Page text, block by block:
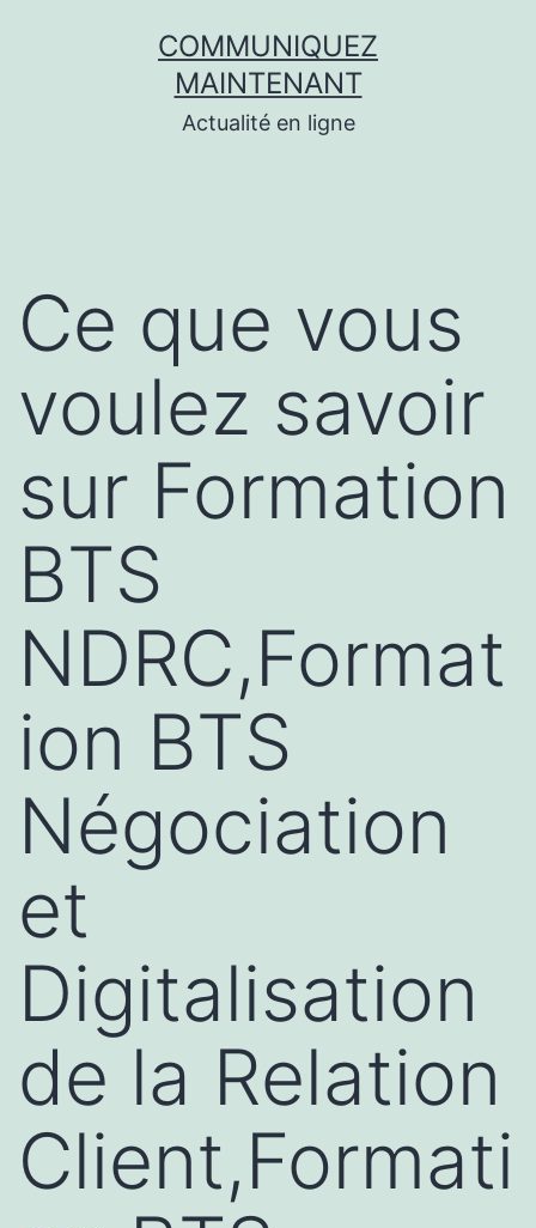
COMMUNIQUEZ
MAINTENANT
Actualité en ligne
Ce que vous
voulez savoir
sur Formation
BTS
NDRC,Format
ion BTS
Négociation
et
Digitalisation
de la Relation
Client,Formati